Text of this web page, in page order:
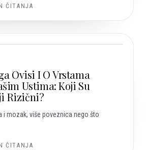
ČITANJA
Ovisi I O Vrstama
Ustima: Koji Su
Rizični?
i mozak, više poveznica nego što
ČITANJA